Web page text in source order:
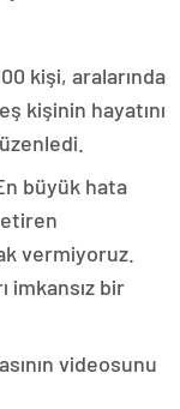
kişi, aralarında
kişinin hayatını
büyük hata
vermiyoruz.
imkansız bir
videosunu